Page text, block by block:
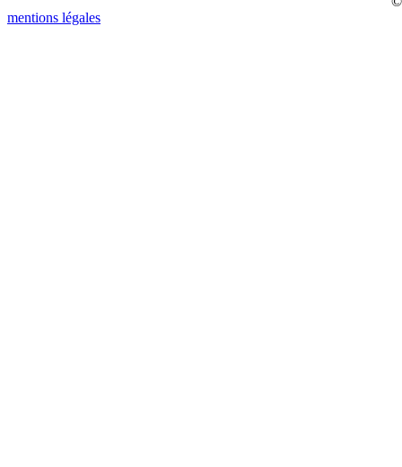
mentions légales